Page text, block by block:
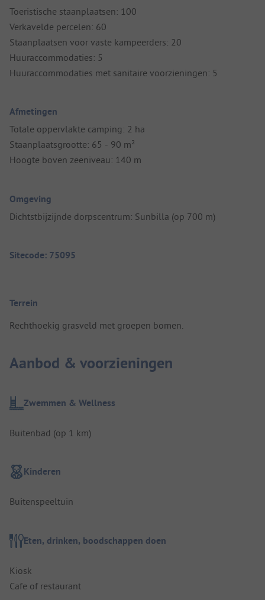
Toeristische staanplaatsen: 100
Verkavelde percelen: 60
Staanplaatsen voor vaste kampeerders: 20
Huuraccommodaties: 5
Huuraccommodaties met sanitaire voorzieningen: 5
Afmetingen
Totale oppervlakte camping: 2 ha
Staanplaatsgrootte: 65 - 90 m²
Hoogte boven zeeniveau: 140 m
Omgeving
Dichtstbijzijnde dorpscentrum: Sunbilla (op 700 m)
Sitecode: 75095
Terrein
Rechthoekig grasveld met groepen bomen.
Aanbod & voorzieningen
Zwemmen & Wellness
Buitenbad (op 1 km)
Kinderen
Buitenspeeltuin
Eten, drinken, boodschappen doen
Kiosk
Cafe of restaurant